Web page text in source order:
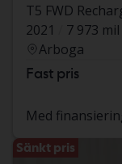
T5 FWD
2021
7 973 mil
Arboga
Fast pris
Med
Sänkt pris